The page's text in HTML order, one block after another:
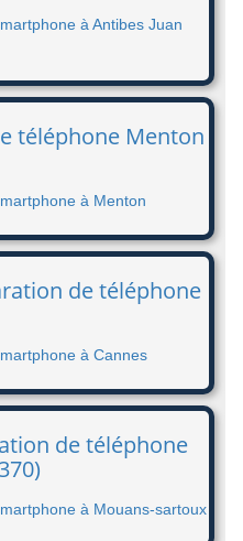
à Antibes Juan
téléphone Menton
à Menton
de téléphone
à Cannes
de téléphone
à Mouans-sartoux